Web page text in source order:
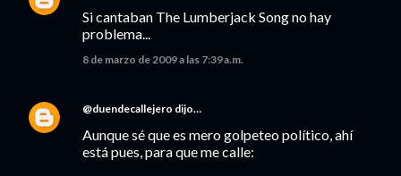
Si cantaban The Lumberjack Song no hay
problema...
8 de marzo de 2009 a las 7:39 a.m.
@duendecallejero dijo…
Aunque sé que es mero golpeteo político, ahí
está pues, para que me calle: